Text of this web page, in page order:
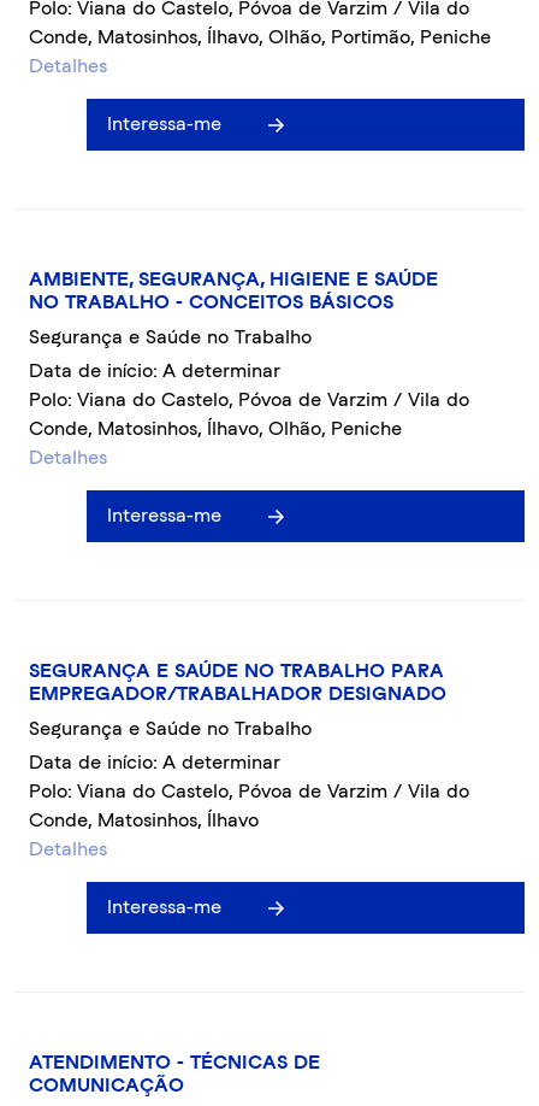
Polo: Viana do Castelo, Póvoa de Varzim / Vila do
Conde, Matosinhos, Ílhavo, Olhão, Portimão, Peniche
Detalhes
Interessa-me
AMBIENTE, SEGURANÇA, HIGIENE E SAÚDE
NO TRABALHO - CONCEITOS BÁSICOS
Segurança e Saúde no Trabalho
Data de início: A determinar
Polo: Viana do Castelo, Póvoa de Varzim / Vila do
Conde, Matosinhos, Ílhavo, Olhão, Peniche
Detalhes
Interessa-me
SEGURANÇA E SAÚDE NO TRABALHO PARA
EMPREGADOR/TRABALHADOR DESIGNADO
Segurança e Saúde no Trabalho
Data de início: A determinar
Polo: Viana do Castelo, Póvoa de Varzim / Vila do
Conde, Matosinhos, Ílhavo
Detalhes
Interessa-me
ATENDIMENTO - TÉCNICAS DE
COMUNICAÇÃO